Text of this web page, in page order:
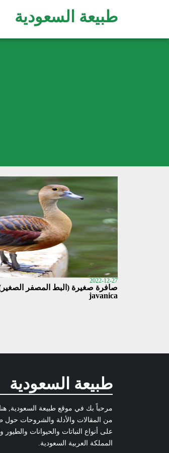
طبيعة السعودية
2022-12-27
javanica
طبيعة السعودية
مرحباً بك في موقع طبيعة السعودية,
من المقالات والأدلة والشروحات حول
على أنواع النباتات والحيوانات
المملكة العربية السعودية.